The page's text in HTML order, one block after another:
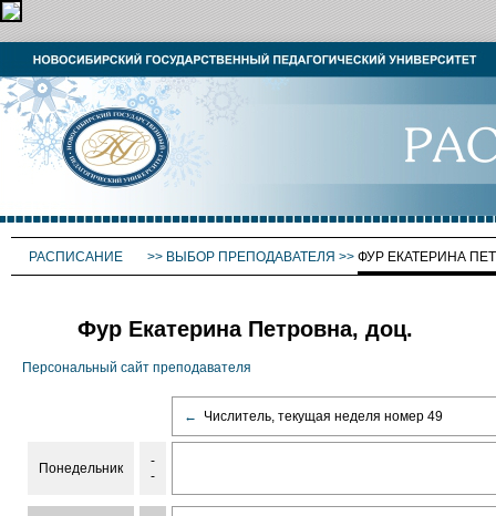
РАСПИСАНИЕ >> ВЫБОР ПРЕПОДАВАТЕЛЯ >> ФУР ЕКАТЕРИНА
Фур Екатерина Петровна, доц.
Персональный сайт преподавателя
← Числитель, текущая неделя номер 49
Понедельник
-
-